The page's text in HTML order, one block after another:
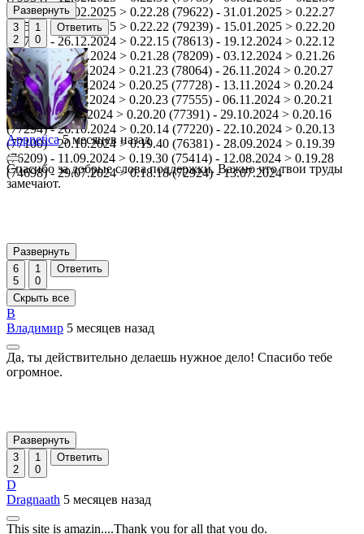
(79742) - 04.02.2025 > 0.22.28 (79622) - 31.01.2025 > 0.22.27
(79549) - 27.01.2025 > 0.22.22 (79239) - 15.01.2025 > 0.22.20
(78780) - 26.12.2024 > 0.22.15 (78613) - 19.12.2024 > 0.22.12
(78567) - 18.12.2024 > 0.21.28 (78209) - 03.12.2024 > 0.21.26
(78134) - 30.11.2024 > 0.21.23 (78064) - 26.11.2024 > 0.20.27
(77871) - 21.11.2024 > 0.20.25 (77728) - 13.11.2024 > 0.20.24
(77606) - 08.11.2024 > 0.20.23 (77555) - 06.11.2024 > 0.20.21
(77415) -31.10.2024 > 0.20.20 (77391) - 29.10.2024 > 0.20.16
(77294) - 26.10.2024 > 0.20.14 (77220) - 22.10.2024 > 0.20.13
(77100) - 20.10.2024 > 0.19.40 (76381) - 28.09.2024 > 0.19.39
(76209) - 11.09.2024 > 0.19.30 (75414) - 12.08.2024 > 0.19.28
(74698) - 29.07.2024 > 0.18.18 (72924) - 13.07.2024
Развернуть
3
2
1
0
Ответить
Appnetica 5 месяцев назад
Спасибо за добрые слова поддержки. Важно что твои труды
замечают.
Развернуть
6
5
1
0
Ответить
Скрыть все
В
Владимир 5 месяцев назад
Да, ты действительно делаешь нужное дело! Спасибо тебе
огромное.
Развернуть
3
2
1
0
Ответить
D
Dragnaath 5 месяцев назад
This site is amazin....Thank you for all that you do.